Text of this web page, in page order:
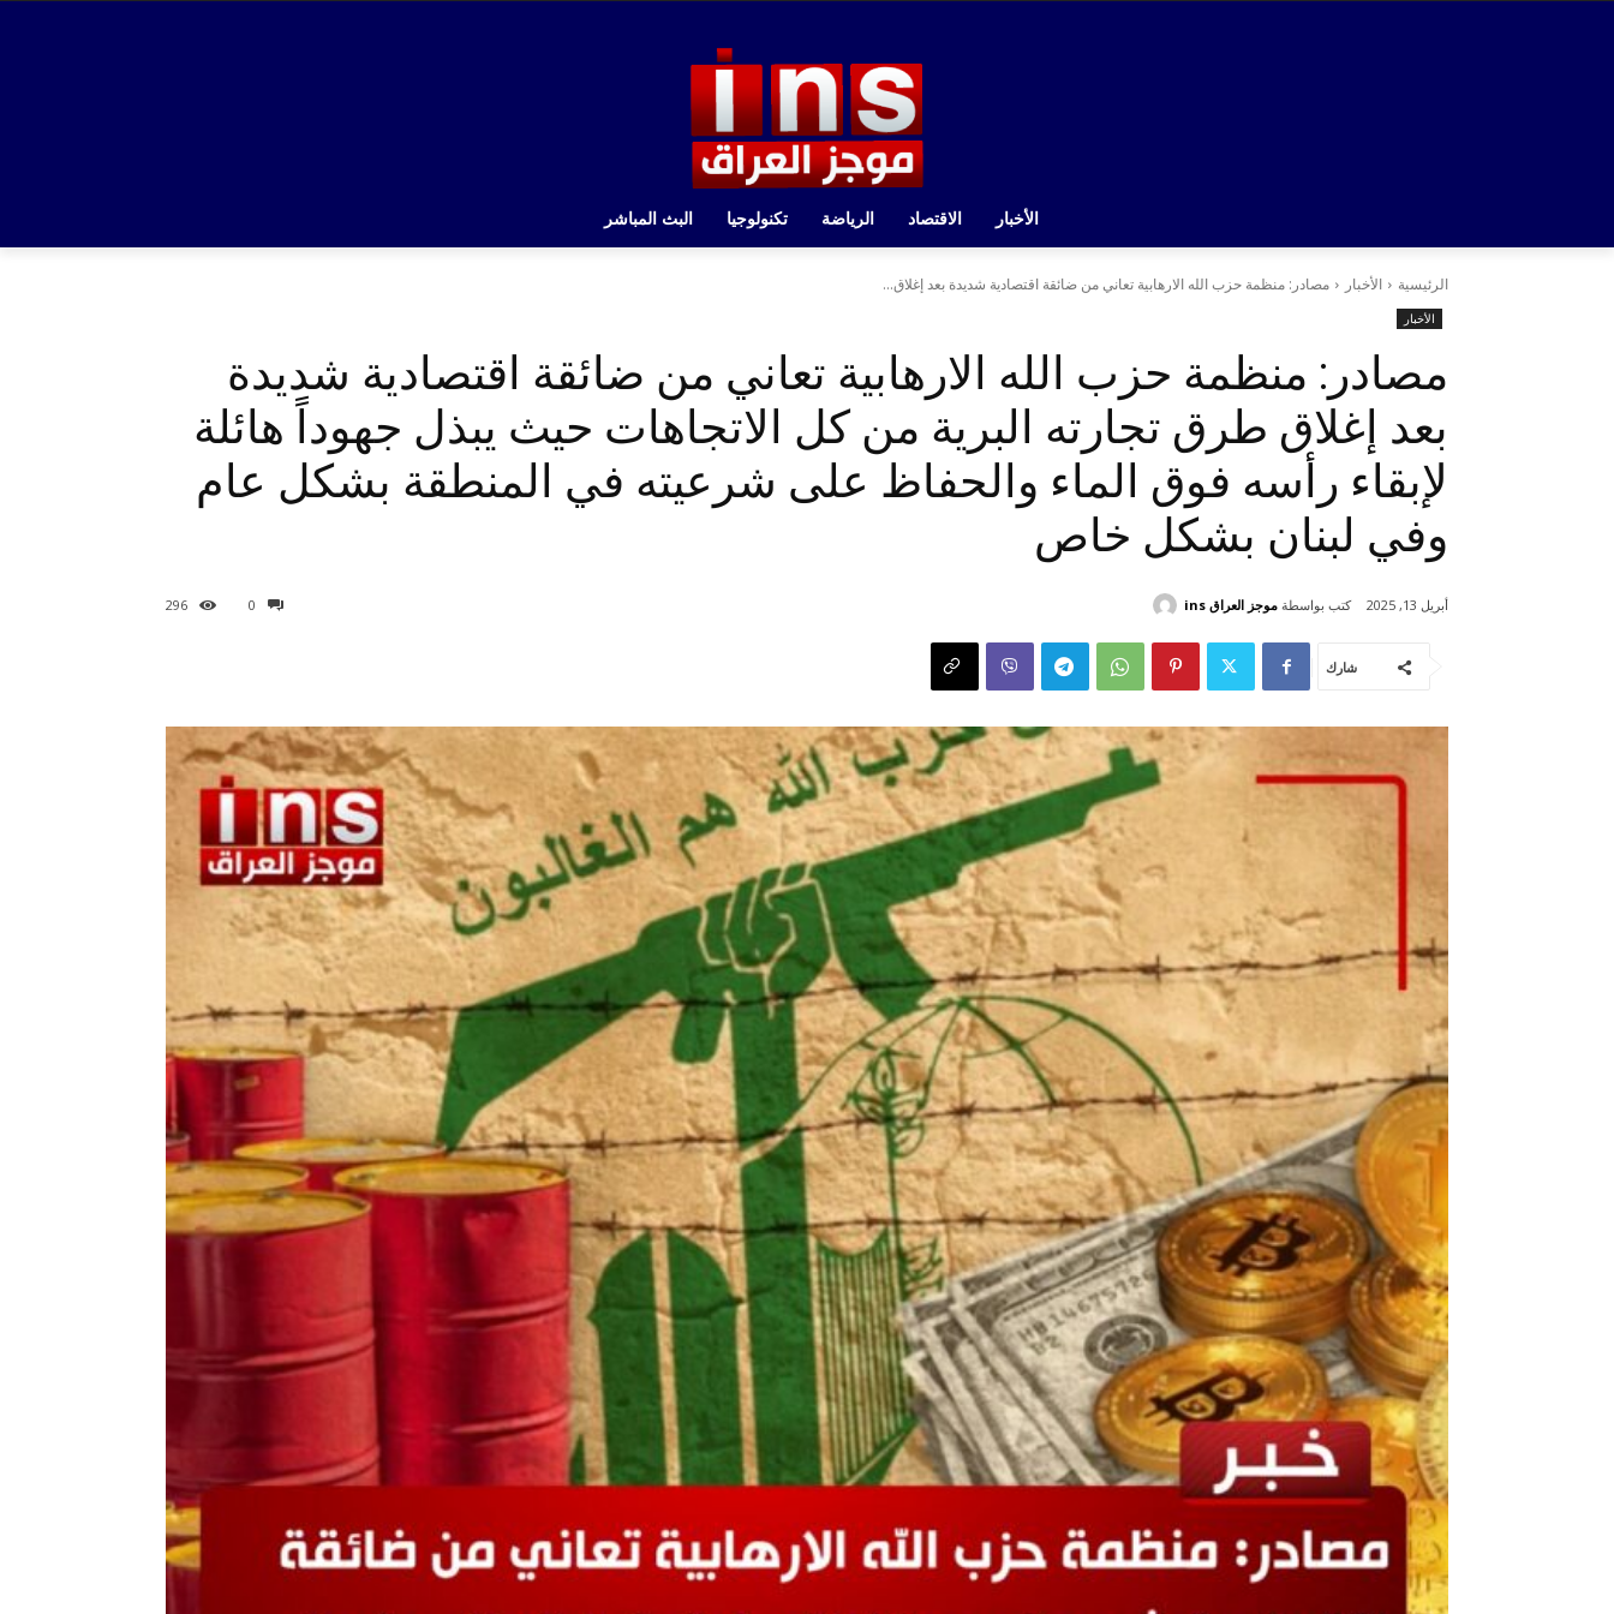
الأخبار الاقتصاد الرياضة تكنولوجيا البث المباشر
الرئيسية الأخبار مصادر: منظمة حزب الله الارهابية تعاني من ضائقة اقتصادية شديدة بعد إغلاق...
الأخبار
مصادر: منظمة حزب الله الارهابية تعاني من ضائقة اقتصادية شديدة
بعد إغلاق طرق تجارته البرية من كل الاتجاهات حيث يبذل جهوداً هائلة
لإبقاء رأسه فوق الماء والحفاظ على شرعيته في المنطقة بشكل عام
وفي لبنان بشكل خاص
0
296 أبريل 13, 2025 كتب بواسطة موجز العراق ins
شارك